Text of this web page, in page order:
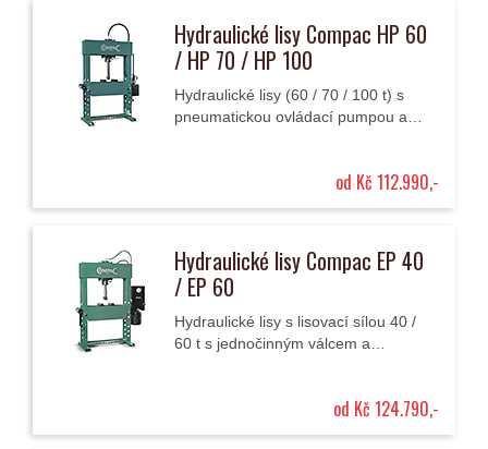
Hydraulické lisy Compac HP 60
/ HP 70 / HP 100
Hydraulické lisy (60 / 70 / 100 t) s
pneumatickou ovládací pumpou a
od Kč 112.990,-
Hydraulické lisy Compac EP 40
/ EP 60
Hydraulické lisy s lisovací sílou 40 /
60 t s jednočinným válcem a
od Kč 124.790,-